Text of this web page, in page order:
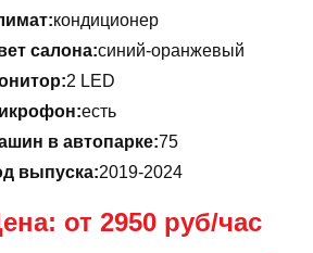
кондиционер
салона:синий-оранжевый
2 LED
есть
в автопарке:75
выпуска:2019-2024
от 2950 руб/час